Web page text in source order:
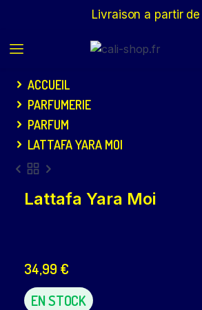
Livraison a partir de
ACCUEIL
PARFUMERIE
PARFUM
LATTAFA YARA MOI
Lattafa Yara Moi
34,99 €
EN STOCK